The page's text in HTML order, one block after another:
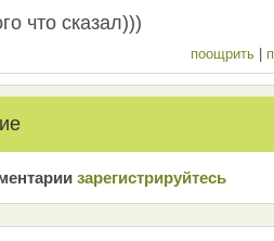
что сказал)))
поощрить |
зарeгиcтрирyйтeсь